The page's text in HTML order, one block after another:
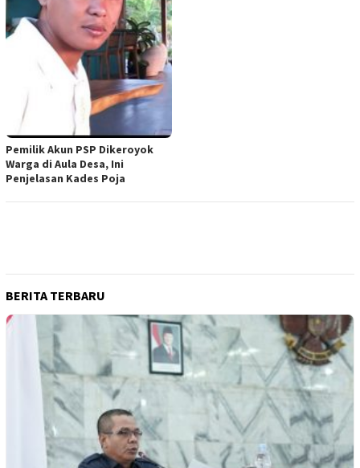
Pemilik Akun PSP Dikeroyok
Warga di Aula Desa, Ini
Penjelasan Kades Poja
BERITA TERBARU